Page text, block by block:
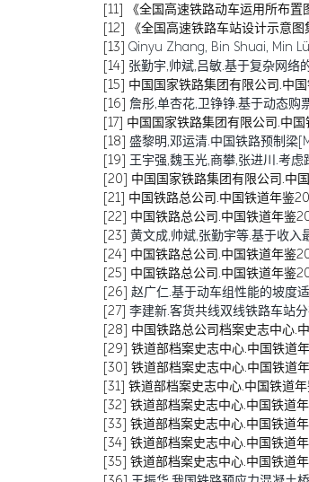
[11]
《全国高速铁路动车运用所布
[12]
《全国高速铁路车站设计示意
[13] Qinyu Zhang, Bin Shuai, Min
[14] 张勤宇,帅斌,吕敏.基于复杂网络
[15] 中国国家铁路集团有限公司.中
[16] 詹彤,单杏花,卫铮铮.基于动态
[17] 中国国家铁路集团有限公司.中
[18] 盛黎明,邓运清.中国铁路预制梁
[19] 王宇强,魏玉光,商攀,张进川.考
[20] 中国国家铁路集团有限公司.中
[21] 中国铁路总公司.中国铁道年鉴
[22] 中国铁路总公司.中国铁道年鉴
[23] 黄文成,帅斌,张勤宇等.基于收入
[24] 中国铁路总公司.中国铁道年鉴
[25] 中国铁路总公司.中国铁道年鉴
[26] 赵广仁.基于动车组性能的坡度
[27] 李建新.客货共线双线铁路车站
[28] 中国铁路总公司档案史志中心.
[29] 铁道部档案史志中心.中国铁道
[30] 铁道部档案史志中心.中国铁道
[31] 铁道部档案史志中心.中国铁道
[32] 铁道部档案史志中心.中国铁道
[33] 铁道部档案史志中心.中国铁道
[34] 铁道部档案史志中心.中国铁道
[35] 铁道部档案史志中心.中国铁道